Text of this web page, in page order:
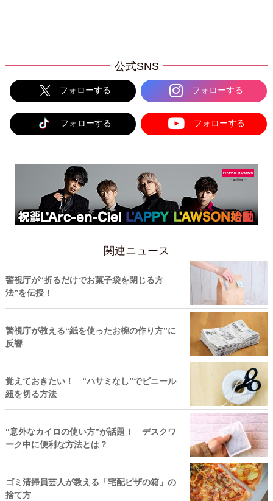
公式SNS
フォローする フォローする
フォローする フォローする
関連ニュース
警視庁が“折るだけでお菓子袋を閉じる方
法”を伝授！
警視庁が教える“紙を使ったお椀の作り方”に
反響
覚えておきたい！ “ハサミなし”でビニール
紐を切る方法
“意外なカイロの使い方”が話題！ デスクワ
ーク中に便利な方法とは？
ゴミ清掃員芸人が教える「宅配ピザの箱」の
捨て方